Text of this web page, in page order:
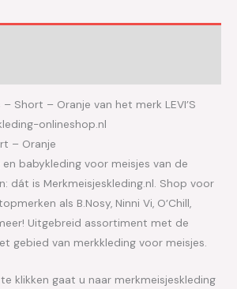
– Short – Oranje van het merk LEVI’S
onlineshop.nl
– Oranje
babykleding voor meisjes van de
dát is Merkmeisjeskleding.nl. Shop voor
als B.Nosy, Ninni Vi, O’Chill,
Uitgebreid assortiment met de
gebied van merkkleding voor meisjes.
te klikken gaat u naar merkmeisjeskleding